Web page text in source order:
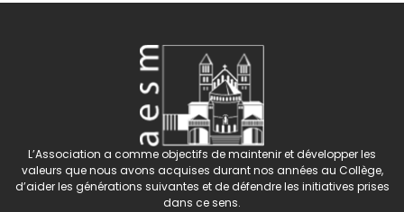
L’Association a comme objectifs de maintenir et développer les
valeurs que nous avons acquises durant nos années au Collège,
d’aider les générations suivantes et de défendre les initiatives prises
dans ce sens.